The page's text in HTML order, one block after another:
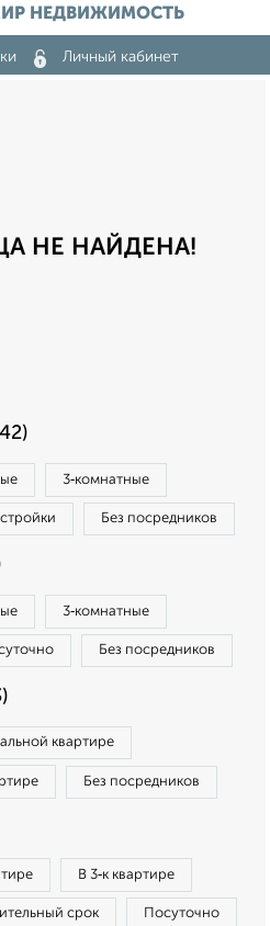
НЕДВИЖИМОСТЬ
Личный кабинет
НЕ НАЙДЕНА!
3‑комнатные
Без посредников
3‑комнатные
Без посредников
квартире
Без посредников
В 3‑к квартире
срок Посуточно